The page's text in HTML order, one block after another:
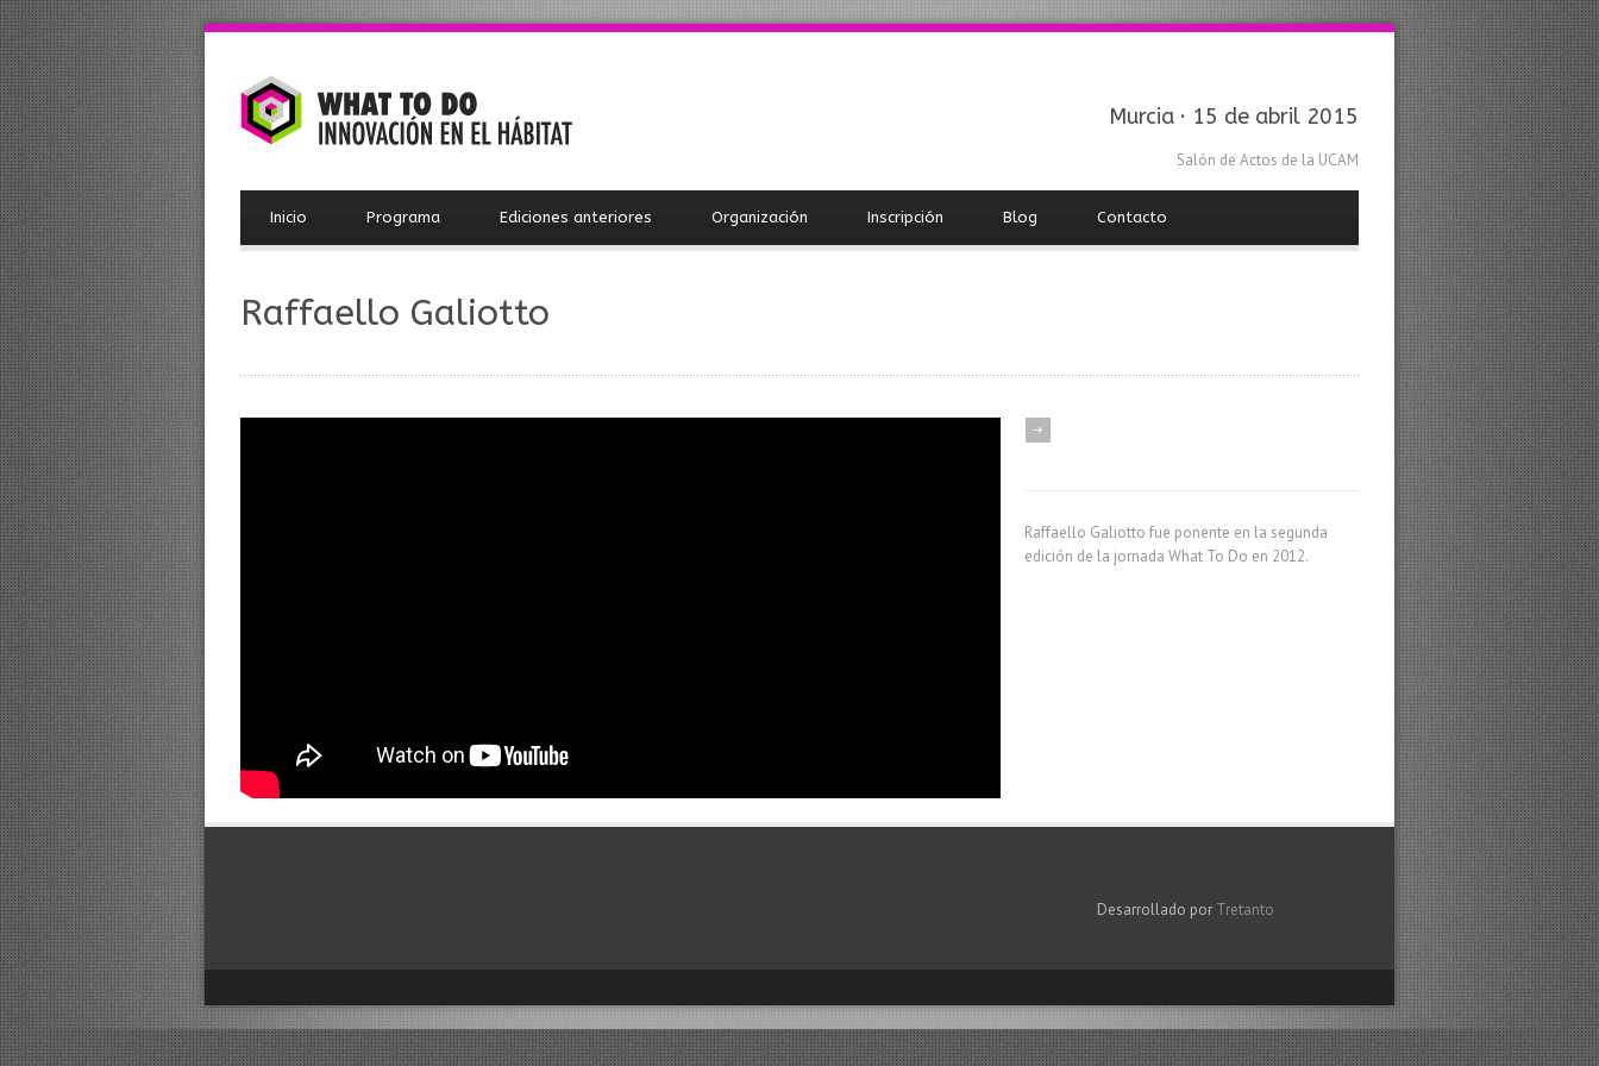
Murcia · 15 de abril 2015
Salón de Actos de la UCAM
Inicio Programa Ediciones anteriores Organización Inscripción Blog Contacto
Raffaello Galiotto
Raffaello Galiotto fue ponente en la segunda
edición de la jornada What To Do en 2012.
Desarrollado por Tretanto